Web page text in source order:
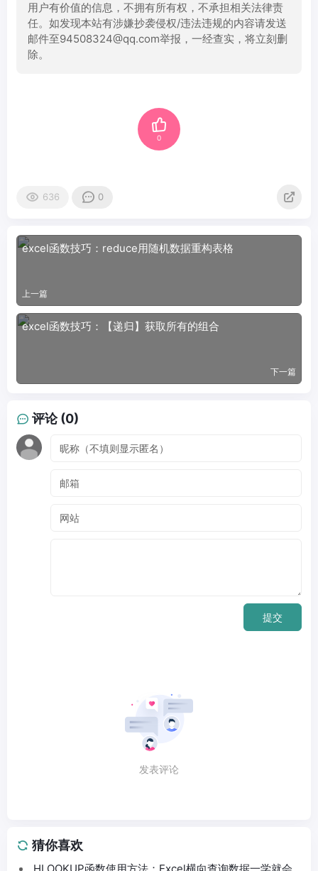
用户有价值的信息，不拥有所有权，不承担相关法律责
任。如发现本站有涉嫌抄袭侵权/违法违规的内容请发送
邮件至94508324@qq.com举报，一经查实，将立刻删
除。
0
636 0
excel函数技巧：reduce用随机数据重构表格
上一篇
excel函数技巧：【递归】获取所有的组合
下一篇
评论 (0)
提交
发表评论
猜你喜欢